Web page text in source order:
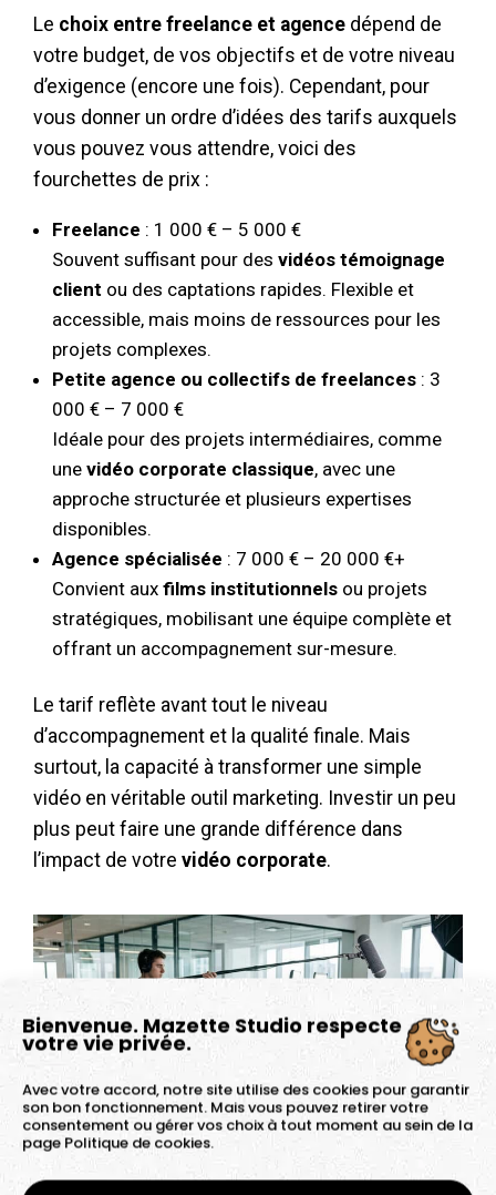
Bienvenue. Mazette Studio respecte
votre vie privée.
Avec votre accord, notre site utilise des cookies pour garantir
son bon fonctionnement. Mais vous pouvez retirer votre
consentement ou gérer vos choix à tout moment au sein de la
page Politique de cookies.
Le choix entre freelance et agence dépend de
votre budget, de vos objectifs et de votre niveau
d’exigence (encore une fois). Cependant, pour
vous donner un ordre d’idées des tarifs auxquels
vous pouvez vous attendre, voici des
fourchettes de prix :
Freelance : 1 000 € – 5 000 €
Souvent suffisant pour des vidéos témoignage
client ou des captations rapides. Flexible et
accessible, mais moins de ressources pour les
projets complexes.
Petite agence ou collectifs de freelances : 3
000 € – 7 000 €
Idéale pour des projets intermédiaires, comme
une vidéo corporate classique, avec une
approche structurée et plusieurs expertises
disponibles.
Agence spécialisée : 7 000 € – 20 000 €+
Convient aux films institutionnels ou projets
stratégiques, mobilisant une équipe complète et
offrant un accompagnement sur-mesure.
Le tarif reflète avant tout le niveau
d’accompagnement et la qualité finale. Mais
surtout, la capacité à transformer une simple
vidéo en véritable outil marketing. Investir un peu
plus peut faire une grande différence dans
l’impact de votre vidéo corporate.